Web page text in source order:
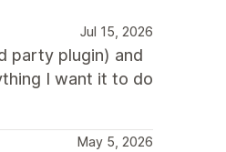
Jul 15, 2026
party plugin) and
I want it to do
May 5, 2026